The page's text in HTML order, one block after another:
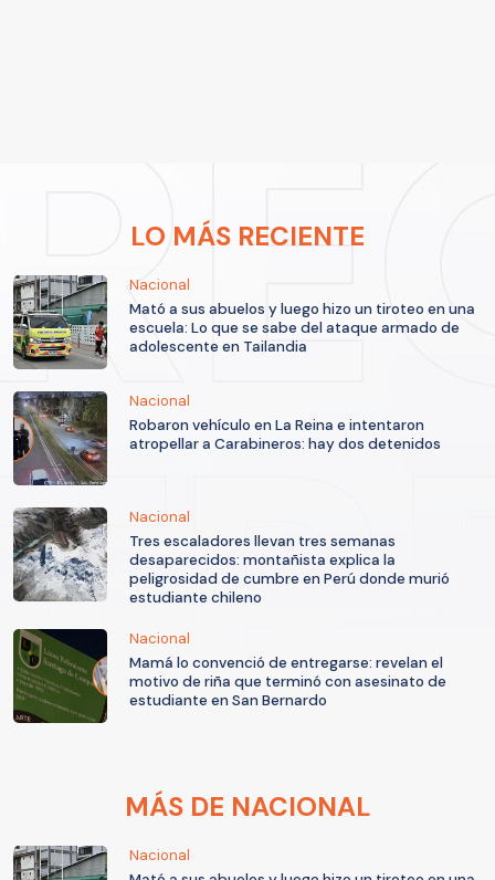
LO MÁS RECIENTE
Nacional
Mató a sus abuelos y luego hizo un tiroteo en una
escuela: Lo que se sabe del ataque armado de
adolescente en Tailandia
Nacional
Robaron vehículo en La Reina e intentaron
atropellar a Carabineros: hay dos detenidos
Nacional
Tres escaladores llevan tres semanas
desaparecidos: montañista explica la
peligrosidad de cumbre en Perú donde murió
estudiante chileno
Nacional
Mamá lo convenció de entregarse: revelan el
motivo de riña que terminó con asesinato de
estudiante en San Bernardo
MÁS DE NACIONAL
Nacional